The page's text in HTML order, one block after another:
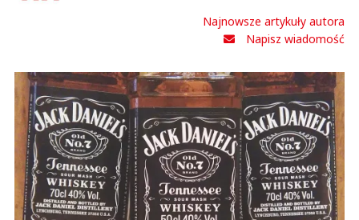
Najnowsze artykuły autora
Napisz wiadomość